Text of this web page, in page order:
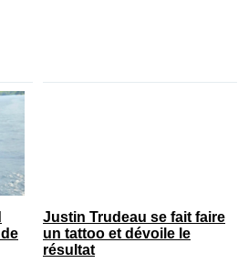
Justin Trudeau se fait faire
un tattoo et dévoile le
résultat